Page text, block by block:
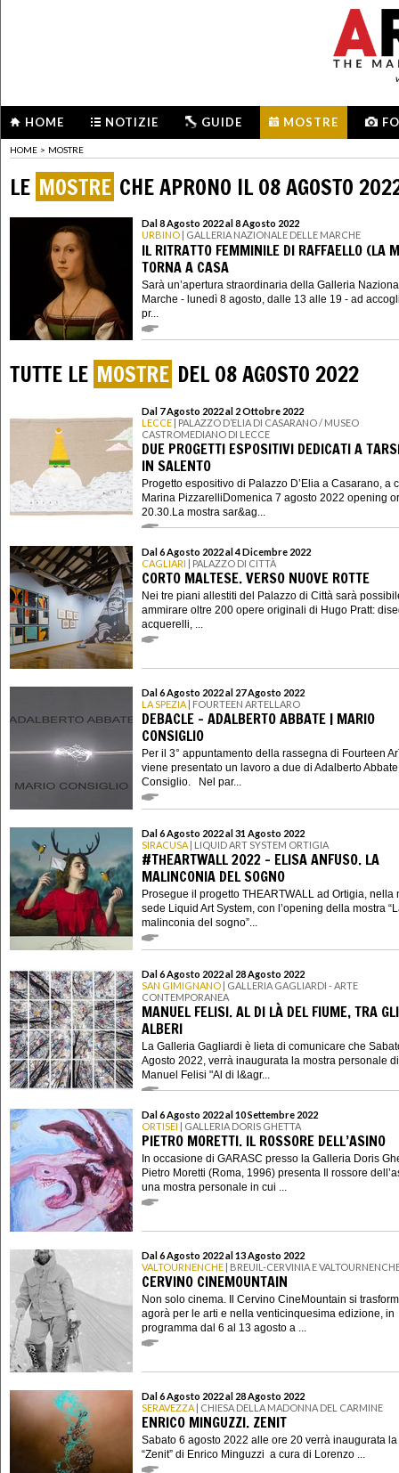
HOME NOTIZIE GUIDE MOSTRE
HOME > MOSTRE
LE MOSTRE CHE APRONO IL 08 AGOSTO
Dal 8 Agosto 2022 al 8 Agosto 2022
URBINO | GALLERIA NAZIONALE DELLE MARCHE
IL RITRATTO FEMMINILE DI RAFFAELLO (LA
TORNA A CASA
Sarà un’apertura straordinaria della Galleria
Marche - lunedì 8 agosto, dalle 13 alle 19 - ad
pr...
TUTTE LE MOSTRE DEL 08 AGOSTO 2022
Dal 7 Agosto 2022 al 2 Ottobre 2022
LECCE | PALAZZO D’ELIA DI CASARANO / MUSEO
CASTROMEDIANO DI LECCE
DUE PROGETTI ESPOSITIVI DEDICATI A
IN SALENTO
Progetto espositivo di Palazzo D’Elia a Casarano, a
Marina PizzarelliDomenica 7 agosto 2022 opening
20.30.La mostra sar&ag...
Dal 6 Agosto 2022 al 4 Dicembre 2022
CAGLIARI | PALAZZO DI CITTÀ
CORTO MALTESE. VERSO NUOVE ROTTE
Nei tre piani allestiti del Palazzo di Città sarà
ammirare oltre 200 opere originali di Hugo Pratt:
acquerelli, ...
Dal 6 Agosto 2022 al 27 Agosto 2022
LA SPEZIA | FOURTEEN ARTELLARO
DEBACLE - ADALBERTO ABBATE | MARIO
CONSIGLIO
Per il 3° appuntamento della rassegna di Fourteen
viene presentato un lavoro a due di Adalberto
Consiglio. Nel par...
Dal 6 Agosto 2022 al 31 Agosto 2022
SIRACUSA | LIQUID ART SYSTEM ORTIGIA
#THEARTWALL 2022 - ELISA ANFUSO. LA
MALINCONIA DEL SOGNO
Prosegue il progetto THEARTWALL ad Ortigia, nella
sede Liquid Art System, con l’opening della mostra
malinconia del sogno”...
Dal 6 Agosto 2022 al 28 Agosto 2022
SAN GIMIGNANO | GALLERIA GAGLIARDI - ARTE
CONTEMPORANEA
MANUEL FELISI. AL DI LÀ DEL FIUME, TRA GLI
ALBERI
La Galleria Gagliardi è lieta di comunicare che
Agosto 2022, verrà inaugurata la mostra personale di
Manuel Felisi "Al di l&agr...
Dal 6 Agosto 2022 al 10 Settembre 2022
ORTISEI | GALLERIA DORIS GHETTA
PIETRO MORETTI. IL ROSSORE DELL’ASINO
In occasione di GARASC presso la Galleria Doris
Pietro Moretti (Roma, 1996) presenta Il rossore
una mostra personale in cui ...
Dal 6 Agosto 2022 al 13 Agosto 2022
VALTOURNENCHE | BREUIL-CERVINIA E
CERVINO CINEMOUNTAIN
Non solo cinema. Il Cervino CineMountain si
agorà per le arti e nella venticinquesima edizione, in
programma dal 6 al 13 agosto a ...
Dal 6 Agosto 2022 al 28 Agosto 2022
SERAVEZZA | CHIESA DELLA MADONNA DEL CARMINE
ENRICO MINGUZZI. ZENIT
Sabato 6 agosto 2022 alle ore 20 verrà inaugurata la
“Zenit” di Enrico Minguzzi a cura di Lorenzo ...